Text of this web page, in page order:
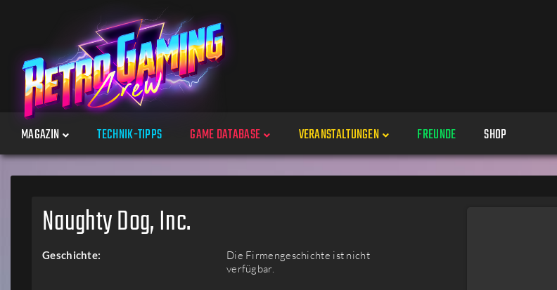
MAGAZIN TECHNIK-TIPPS GAME DATABASE
Spiele
Perspektiven
Plattformen
VERANSTALTUNGEN
Veranstaltungen
FREUNDE SHOP
Naughty Dog, Inc.
Geschichte:
Die Firmengeschichte ist nicht
verfügbar.